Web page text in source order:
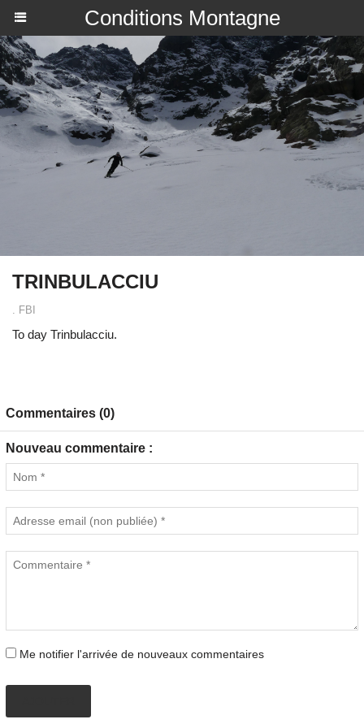
Conditions Montagne
TRINBULACCIU
. FBI
To day Trinbulacciu.
Commentaires (0)
Nouveau commentaire :
Me notifier l'arrivée de nouveaux commentaires